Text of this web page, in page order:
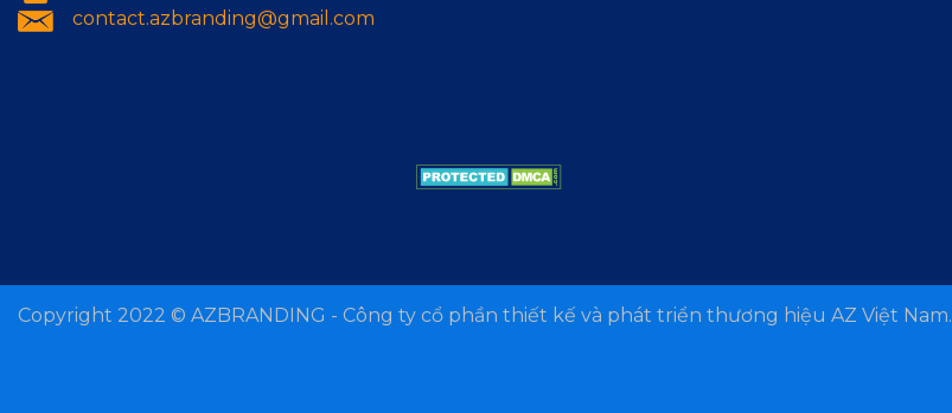
contact.azbranding@gmail.com
Copyright 2022 © AZBRANDING - Công ty cổ phần thiết kế và phát triển thương hiệu AZ Việt Nam.